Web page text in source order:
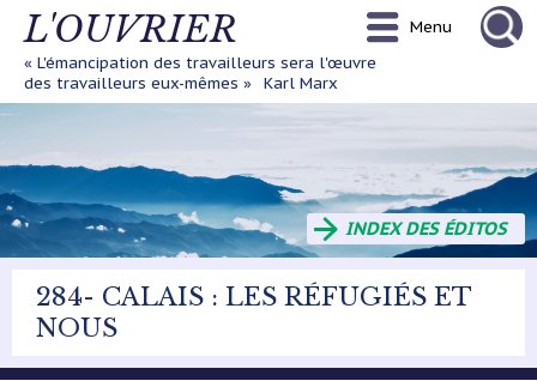
Aller
principal
L'OUVRIER
« L'émancipation des travailleurs sera l'œuvre
des travailleurs eux-mêmes »
Karl Marx
Menu
INDEX DES ÉDITOS
284- CALAIS : LES RÉFUGIÉS ET
NOUS